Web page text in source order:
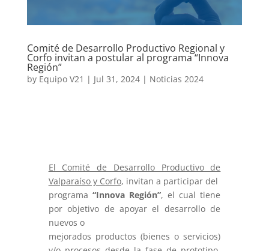
Comité de Desarrollo Productivo Regional y
Corfo invitan a postular al programa “Innova
Región”
by Equipo V21 | Jul 31, 2024| Noticias 2024
El Comité de Desarrollo Productivo de
Valparaíso y Corfo, invitan a participar del
programa “Innova Región”, el cual tiene
por objetivo de apoyar el desarrollo de
nuevos o
mejorados productos (bienes o servicios)